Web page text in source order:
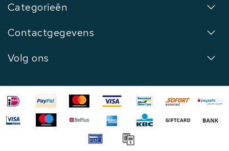
Categorieën
Contactgegevens
Volg ons